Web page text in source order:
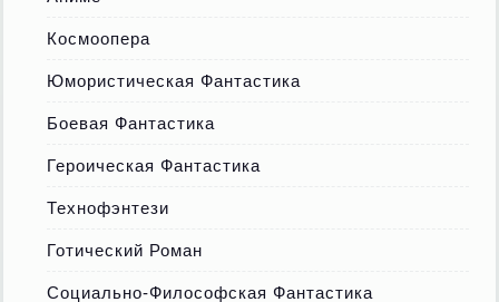
Космоопера
Юмористическая Фантастика
Боевая Фантастика
Героическая Фантастика
Технофэнтези
Готический Роман
Социально-Философская Фантастика